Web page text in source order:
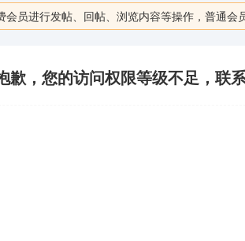
会员进行发帖、回帖、浏览内容等操作，普通会
歉，您的访问权限等级不足，联